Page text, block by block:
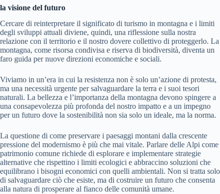
la visione del futuro
Cercare di reinterpretare il significato di turismo in montagna e i limiti
degli sviluppi attuali diviene, quindi, una riflessione sulla nostra
relazione con il territorio e il nostro dovere collettivo di proteggerlo. La
montagna, come risorsa condivisa e riserva di biodiversità, diventa un
faro guida per nuove direzioni economiche e sociali.
Viviamo in un’era in cui la resistenza non è solo un’azione di protesta,
ma una necessità urgente per salvaguardare la terra e i suoi tesori
naturali. La bellezza e l’importanza della montagna devono spingere a
una consapevolezza più profonda del nostro impatto e a un impegno
per un futuro dove la sostenibilità non sia solo un ideale, ma la norma.
La questione di come preservare i paesaggi montani dalla crescente
pressione del modernismo è più che mai vitale. Parlare delle Alpi come
patrimonio comune richiede di esplorare e implementare strategie
alternative che rispettino i limiti ecologici e abbraccino soluzioni che
equilibrano i bisogni economici con quelli ambientali. Non si tratta solo
di salvaguardare ciò che esiste, ma di costruire un futuro che consenta
alla natura di prosperare al fianco delle comunità umane.